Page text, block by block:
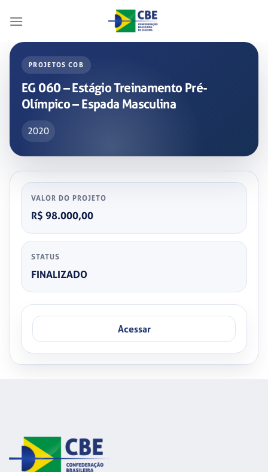
PROJETOS COB
EG 060 – Estágio Treinamento Pré-
Olímpico – Espada Masculina
2020
VALOR DO PROJETO
R$ 98.000,00
STATUS
FINALIZADO
Acessar